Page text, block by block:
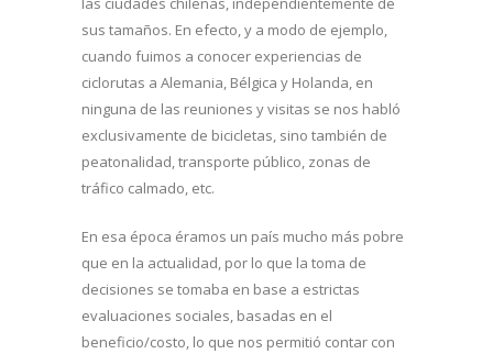
sus tamaños. En efecto, y a modo de ejemplo,
cuando fuimos a conocer experiencias de
ciclorutas a Alemania, Bélgica y Holanda, en
ninguna de las reuniones y visitas se nos habló
exclusivamente de bicicletas, sino también de
peatonalidad, transporte público, zonas de
tráfico calmado, etc.
En esa época éramos un país mucho más pobre
que en la actualidad, por lo que la toma de
decisiones se tomaba en base a estrictas
evaluaciones sociales, basadas en el
beneficio/costo, lo que nos permitió contar con